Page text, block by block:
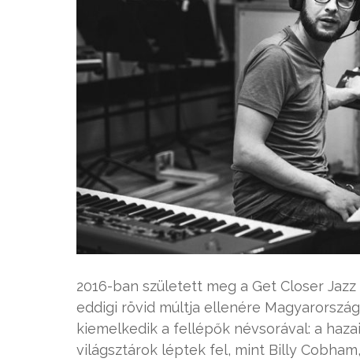
2016-ban született meg a Get Closer
eddigi rövid múltja ellenére
kiemelkedik a fellépők névsorával: a
világsztárok léptek fel, mint Billy